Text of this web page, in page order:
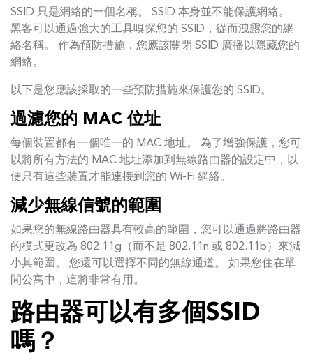
SSID 只是網絡的一個名稱。 SSID 本身並不能保護網絡。
黑客可以通過強大的工具嗅探您的 SSID，從而洩露您的網
絡名稱。 作為預防措施，您應該關閉 SSID 廣播以隱藏您的
網絡。
以下是您應該採取的一些預防措施來保護您的 SSID。
過濾您的 MAC 位址
每個裝置都有一個唯一的 MAC 地址。 為了增強保護，您可
以將所有方法的 MAC 地址添加到無線路由器的設定中，以
便只有這些裝置才能連接到您的 Wi-Fi 網絡。
減少無線信號的範圍
如果您的無線路由器具有較高的範圍，您可以通過將路由器
的模式更改為 802.11g（而不是 802.11n 或 802.11b）來減
小其範圍。 您還可以選擇不同的無線通道。 如果您住在單
間公寓中，這將非常有用。
路由器可以有多個SSID
嗎？